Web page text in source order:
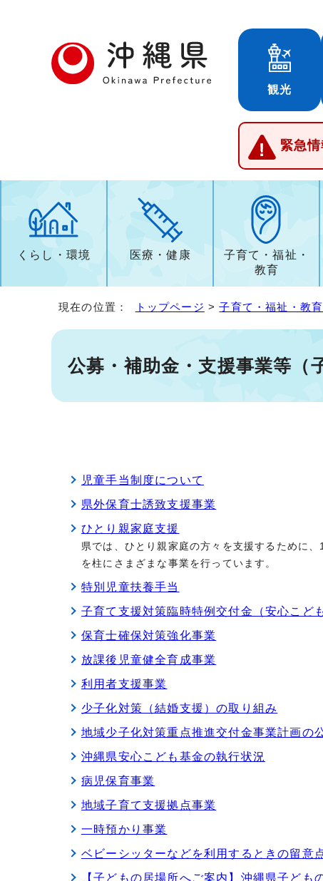
観光
緊急
くらし・環境 医療・健康
子育て・福祉・
教育
現在の位置： トップページ >子育て・福祉・教育
公募・補助金・支援事業等（
児童手当制度について
県外保育士誘致支援事業
ひとり親家庭支援
県では、ひとり親家庭の方々を支援するために
を柱にさまざまな事業を行っています。
特別児童扶養手当
子育て支援対策臨時特例交付金（安心こど
保育士確保対策強化事業
放課後児童健全育成事業
利用者支援事業
少子化対策（結婚支援）の取り組み
地域少子化対策重点推進交付金事業計画の
沖縄県安心こども基金の執行状況
病児保育事業
地域子育て支援拠点事業
一時預かり事業
ベビーシッターなどを利用するときの留意
【子どもの居場所へご案内】沖縄県子ども